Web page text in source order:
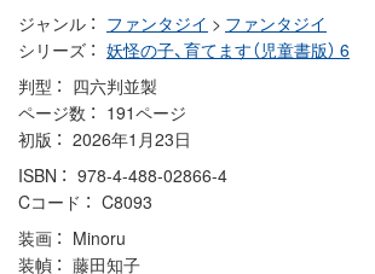
ジャンル
ファンタジイ > ファンタジイ
シリーズ
妖怪の子、育てます（児童書版） 6
判型
四六判並製
ページ数
191ページ
初版
2026年1月23日
ISBN
978-4-488-02866-4
Cコード
C8093
装画
Minoru
装幀
藤田知子